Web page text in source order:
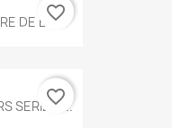
DE BOIS
favorite_border
SERIE N...
favorite_border